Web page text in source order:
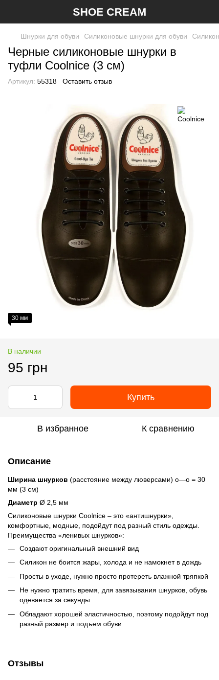
SHOE CREAM
Шнурки для обуви Силиконовые шнурки для обуви
Черные силиконовые шнурки в
туфли Coolnice (3 см)
Артикул: 55318 Оставить отзыв
30 мм
В наличии
95 грн
Купить
В избранное К сравнению
Описание
Ширина шнурков (расстояние между люверсами) о—о = 30
мм (3 см)
Диаметр Ø 2,5 мм
Силиконовые шнурки Coolnice – это «антишнурки»,
комфортные, модные, подойдут под разный стиль одежды.
Преимущества «ленивых шнурков»:
Создают оригинальный внешний вид
Силикон не боится жары, холода и не намокнет в дождь
Просты в уходе, нужно просто протереть влажной тряпкой
Не нужно тратить время, для завязывания шнурков, обувь
одевается за секунды
Обладают хорошей эластичностью, поэтому подойдут под
разный размер и подъем обуви
Отзывы